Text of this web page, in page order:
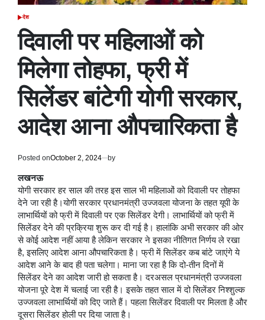
POSTED
IN
देश
दिवाली पर महिलाओं को
मिलेगा तोहफा, फ्री में
सिलेंडर बांटेगी योगी सरकार,
आदेश आना औपचारिकता है
Posted onOctober 2, 2024 by
लखनऊ
योगी सरकार हर साल की तरह इस साल भी महिलाओं को दिवाली पर तोहफा
देने जा रही है।योगी सरकार प्रधानमंत्री उज्जवला योजना के तहत यूपी के
लाभार्थियों को फ्री में दिवाली पर एक सिलेंडर देगी। लाभार्थियों को फ्री में
सिलेंडर देने की प्रक्रिया शुरू कर दी गई है। हालांकि अभी सरकार की ओर
से कोई आदेश नहीं आया है लेकिन सरकार ने इसका नीतिगत निर्णय ले रखा
है, इसलिए आदेश आना औपचारिकता है। फ्री में सिलेंडर कब बांटे जाएंगे ये
आदेश आने के बाद ही पता चलेगा। माना जा रहा है कि दो-तीन दिनों में
सिलेंडर देने का आदेश जारी हो सकता है। दरअसल प्रधानमंत्री उज्जवला
योजना पूरे देश में चलाई जा रही है। इसके तहत साल में दो सिलेंडर निश्शुल्क
उज्जवला लाभार्थियों को दिए जाते हैं। पहला सिलेंडर दिवाली पर मिलता है और
दूसरा सिलेंडर होली पर दिया जाता है।